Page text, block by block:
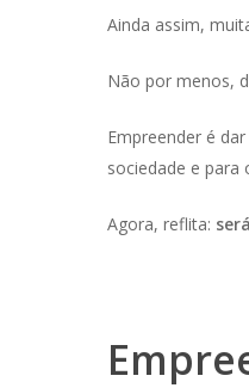
Ainda assim,
Não por menos,
Empreender é
sociedade e para
Agora, reflita: